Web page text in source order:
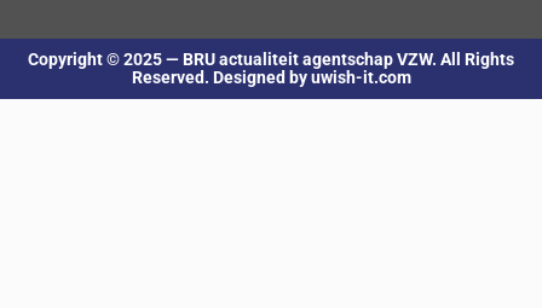
Copyright © 2025 — BRU actualiteit agentschap VZW. All Rights
Reserved. Designed by uwish-it.com